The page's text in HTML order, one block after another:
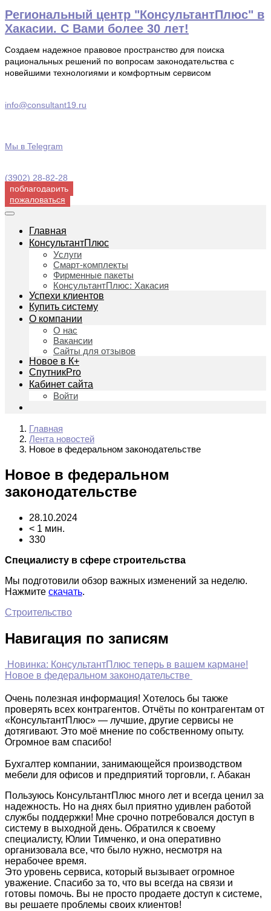
Перейти
к
содержимому
Региональный центр "КонсультантПлюс" в
Хакасии. С Вами более 30 лет!
Создаем надежное правовое пространство для поиска
рациональных решений по вопросам законодательства с
новейшими технологиями и комфортным сервисом
info@consultant19.ru
Мы в Telegram
(3902) 28-82-28
поблагодарить
пожаловаться
Главная
КонсультантПлюс
Услуги
Смарт-комплекты
Фирменные пакеты
КонсультантПлюс: Хакасия
Успехи клиентов
Купить систему
О компании
О нас
Вакансии
Сайты для отзывов
Новое в К+
СпутникPro
Кабинет сайта
Войти
Главная
Лента новостей
Новое в федеральном законодательстве
Новое в федеральном
законодательстве
28.10.2024
< 1 мин.
330
Специалисту в сфере строительства
Мы подготовили обзор важных изменений за неделю.
Нажмите скачать.
Строительство
Навигация по записям
Новинка: КонсультантПлюс теперь в вашем кармане!
Новое в федеральном законодательстве
Очень полезная информация! Хотелось бы также
проверять всех контрагентов. Отчёты по контрагентам от
«КонсультантПлюс» — лучшие, другие сервисы не
дотягивают. Это моё мнение по собственному опыту.
Огромное вам спасибо!
Бухгалтер компании, занимающейся производством
мебели для офисов и предприятий торговли, г. Абакан
Пользуюсь КонсультантПлюс много лет и всегда ценил за
надежность. Но на днях был приятно удивлен работой
службы поддержки! Мне срочно потребовался доступ в
систему в выходной день. Обратился к своему
специалисту, Юлии Тимченко, и она оперативно
организовала все, что было нужно, несмотря на
нерабочее время.
Это уровень сервиса, который вызывает огромное
уважение. Спасибо за то, что вы всегда на связи и
готовы помочь. Вы не просто продаете доступ к системе,
вы решаете проблемы своих клиентов!